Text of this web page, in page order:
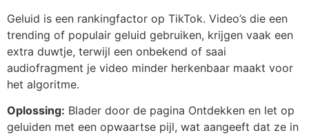
Geluid is een rankingfactor op TikTok. Video’s die een
trending of populair geluid gebruiken, krijgen vaak een
extra duwtje, terwijl een onbekend of saai
audiofragment je video minder herkenbaar maakt voor
het algoritme.
Oplossing: Blader door de pagina Ontdekken en let op
geluiden met een opwaartse pijl, wat aangeeft dat ze in